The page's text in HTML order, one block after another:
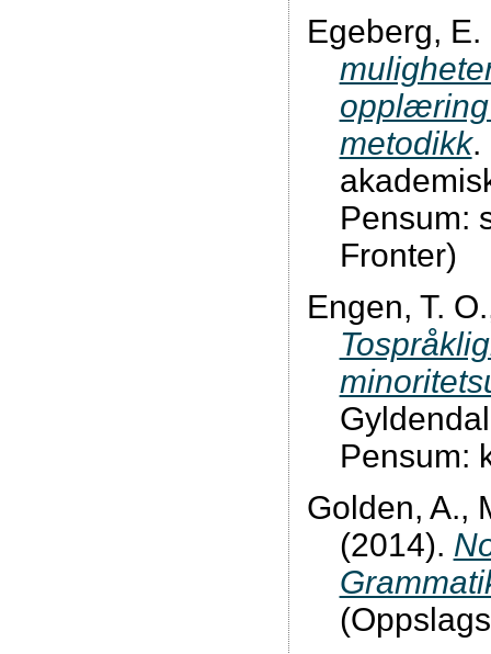
Egeberg,
opplæring
metodikk.
Pensum:
Fronter)
Engen, T.
Pensum:
Golden, A.,
(2014).